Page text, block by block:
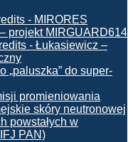
projekt MIRGUARD614
„paluszka” do super-